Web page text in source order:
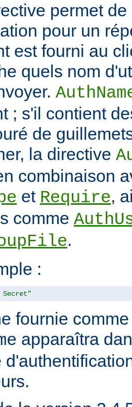
permet
pour un
est fourni au
quels nom
; s'il contient
de
la directive
combinaison
et Require,
comme
.
:
Secret"
fournie
apparaîtra